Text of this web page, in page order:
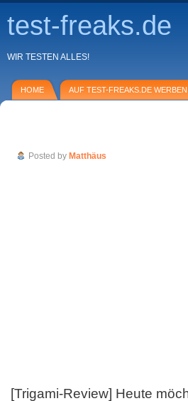
test-freaks.de
WIR TESTEN ALLES!
HOME AUF TEST-FREAKS.DE
Posted by Matthäus
[Trigami-Review] Heute